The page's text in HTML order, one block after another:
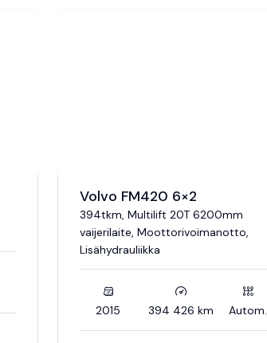
Volvo FM420 6×2
394tkm, Multilift 20T 6200mm
vaijerilaite, Moottorivoimanotto,
Lisähydrauliikka
2015 394 426 km Autom.